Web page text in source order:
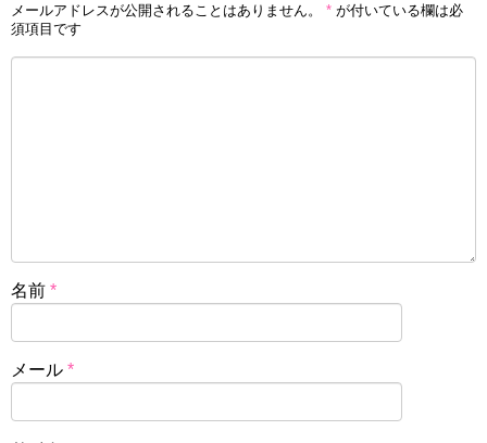
メールアドレスが公開されることはありません。 * が付いている欄は必
須項目です
名前 *
メール *